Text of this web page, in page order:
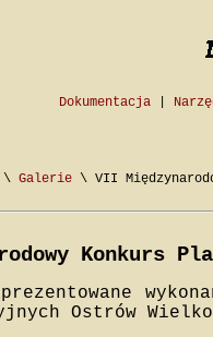
Dokumentacja|
\ Galerie \ VII
Konkurs
Ostrów